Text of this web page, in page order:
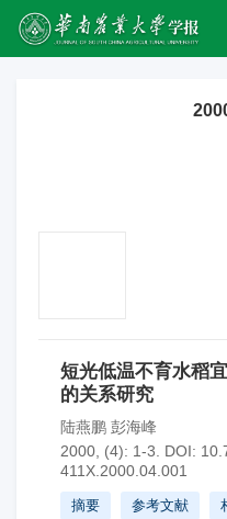
短光低温不育水稻
的关系研究
陆燕鹏 彭海峰
2000, (4): 1-3.
DOI:
411X.2000.04.001
摘要 参考文献